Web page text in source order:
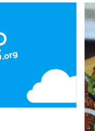
poco. Oggi voglio
gratis a Berlino,
di euro. Ammirare la